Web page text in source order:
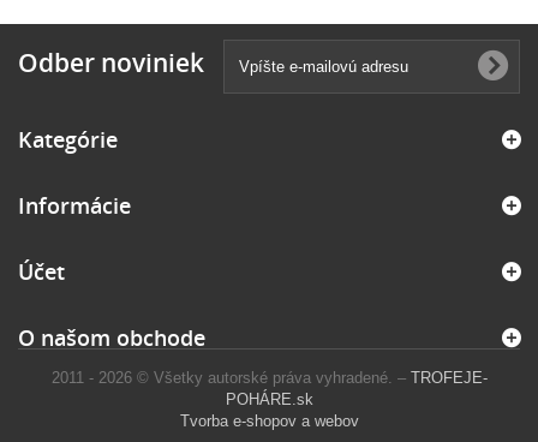
Odber noviniek
Kategórie
Informácie
2011 - 2026 © Všetky autorské práva vyhradené. – TROFEJE-
POHÁRE.sk
Tvorba e-shopov a webov
Účet
O našom obchode